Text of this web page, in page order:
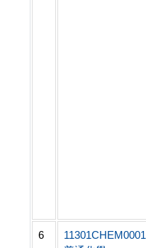
6
11301CHEM0001